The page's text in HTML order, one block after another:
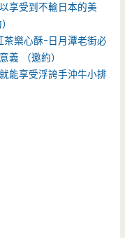
享受到不輸日本的美
樂心酥-日月潭老街必
義 （邀約）
能享受浮誇手沖牛小排